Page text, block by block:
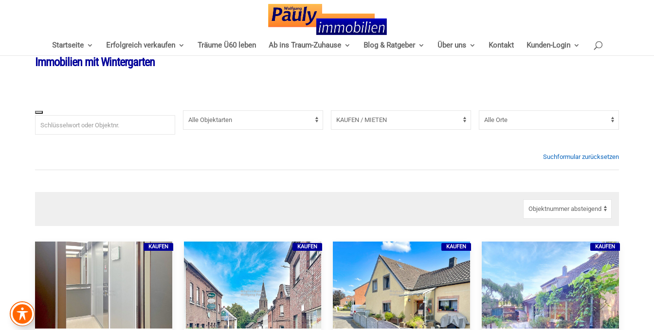
Startseite Erfolgreich verkaufen Träume Ü60 leben Ab ins Traum-Zuhause Blog & Ratgeber Über uns Kontakt Kunden-Login
Immobilien mit Wintergarten
Suchformular zurücksetzen
KAUFEN KAUFEN KAUFEN KAUFEN